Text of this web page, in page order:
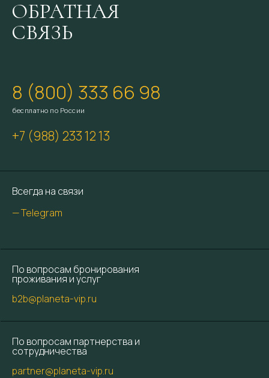
ОБРАТНАЯ
СВЯЗЬ
бесплатно по России
8 (800) 333 66 98
+7 (988) 233 12 13
Всегда на связи
— Telegram
По вопросам бронирования
проживания и услуг
b2b@planeta-vip.ru
По вопросам партнерства и
сотрудничества
partner@planeta-vip.ru